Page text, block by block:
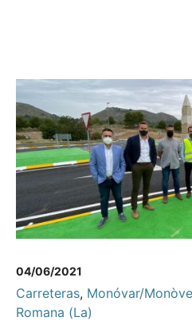
04/06/2021
Carreteras, Monóvar/
Romana (La)